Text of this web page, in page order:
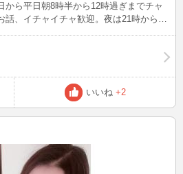
から平日朝8時半から12時過ぎまでチャ
、イチャイチャ歓迎。夜は21時から入
いいね +2